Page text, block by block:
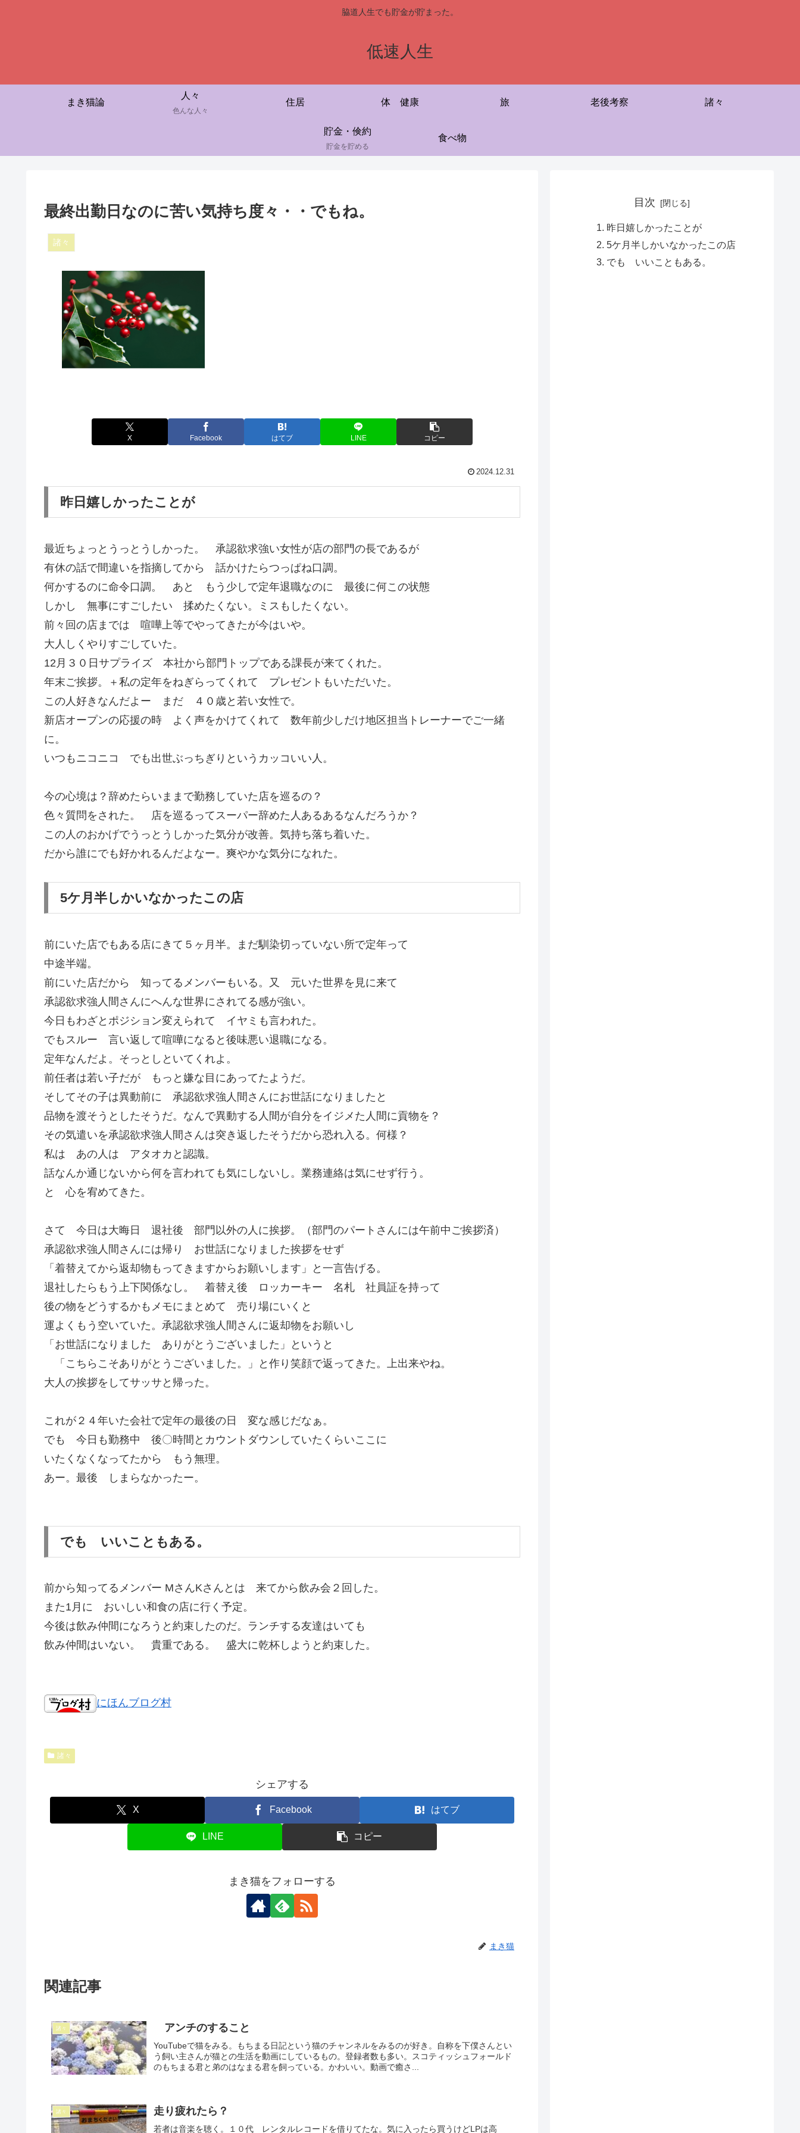
脇道人生でも貯金が貯まった。
低速人生
まき猫論
人々
色んな人々
住居 体 健康 旅 老後考察 諸々
貯金・倹約
貯金を貯める
食べ物
最終出勤日なのに苦い気持ち度々・・でもね。
諸々
X Facebook はてブ LINE コピー
2024.12.31
昨日嬉しかったことが
最近ちょっとうっとうしかった。 承認欲求強い女性が店の部門の長であるが
有休の話で間違いを指摘してから 話かけたらつっぱね口調。
何かするのに命令口調。 あと もう少しで定年退職なのに 最後に何この状態
しかし 無事にすごしたい 揉めたくない。ミスもしたくない。
前々回の店までは 喧嘩上等でやってきたが今はいや。
大人しくやりすごしていた。
12月３０日サプライズ 本社から部門トップである課長が来てくれた。
年末ご挨拶。＋私の定年をねぎらってくれて プレゼントもいただいた。
この人好きなんだよー まだ ４０歳と若い女性で。
新店オープンの応援の時 よく声をかけてくれて 数年前少しだけ地区担当トレーナーでご一緒
に。
いつもニコニコ でも出世ぶっちぎりというカッコいい人。
今の心境は？辞めたらいままで勤務していた店を巡るの？
色々質問をされた。 店を巡るってスーパー辞めた人あるあるなんだろうか？
この人のおかげでうっとうしかった気分が改善。気持ち落ち着いた。
だから誰にでも好かれるんだよなー。爽やかな気分になれた。
5ケ月半しかいなかったこの店
前にいた店でもある店にきて５ヶ月半。まだ馴染切っていない所で定年って
中途半端。
前にいた店だから 知ってるメンバーもいる。又 元いた世界を見に来て
承認欲求強人間さんにへんな世界にされてる感が強い。
今日もわざとポジション変えられて イヤミも言われた。
でもスルー 言い返して喧嘩になると後味悪い退職になる。
定年なんだよ。そっとしといてくれよ。
前任者は若い子だが もっと嫌な目にあってたようだ。
そしてその子は異動前に 承認欲求強人間さんにお世話になりましたと
品物を渡そうとしたそうだ。なんで異動する人間が自分をイジメた人間に貢物を？
その気遣いを承認欲求強人間さんは突き返したそうだから恐れ入る。何様？
私は あの人は アタオカと認識。
話なんか通じないから何を言われても気にしないし。業務連絡は気にせず行う。
と 心を宥めてきた。
さて 今日は大晦日 退社後 部門以外の人に挨拶。（部門のパートさんには午前中ご挨拶済）
承認欲求強人間さんには帰り お世話になりました挨拶をせず
「着替えてから返却物もってきますからお願いします」と一言告げる。
退社したらもう上下関係なし。 着替え後 ロッカーキー 名札 社員証を持って
後の物をどうするかもメモにまとめて 売り場にいくと
運よくもう空いていた。承認欲求強人間さんに返却物をお願いし
「お世話になりました ありがとうございました」というと
「こちらこそありがとうございました。」と作り笑顔で返ってきた。上出来やね。
大人の挨拶をしてサッサと帰った。
これが２４年いた会社で定年の最後の日 変な感じだなぁ。
でも 今日も勤務中 後〇時間とカウントダウンしていたくらいここに
いたくなくなってたから もう無理。
あー。最後 しまらなかったー。
でも いいこともある。
前から知ってるメンバー MさんKさんとは 来てから飲み会２回した。
また1月に おいしい和食の店に行く予定。
今後は飲み仲間になろうと約束したのだ。ランチする友達はいても
飲み仲間はいない。 貴重である。 盛大に乾杯しようと約束した。
にほんブログ村
諸々
シェアする
X Facebook はてブ
LINE コピー
まき猫をフォローする
まき猫
関連記事
諸々 アンチのすること
YouTubeで猫をみる。もちまる日記という猫のチャンネルをみるのが好き。自称を下僕さんとい
う飼い主さんが猫との生活を動画にしているもの。登録者数も多い。スコティッシュフォールド
のもちまる君と弟のはなまる君を飼っている。かわいい。動画で癒さ...
諸々 走り疲れたら？
若者は音楽を聴く。１０代 レンタルレコードを借りてたな。気に入ったら買うけどLPは高
目次
昨日嬉しかったことが
5ケ月半しかいなかったこの店
でも いいこともある。